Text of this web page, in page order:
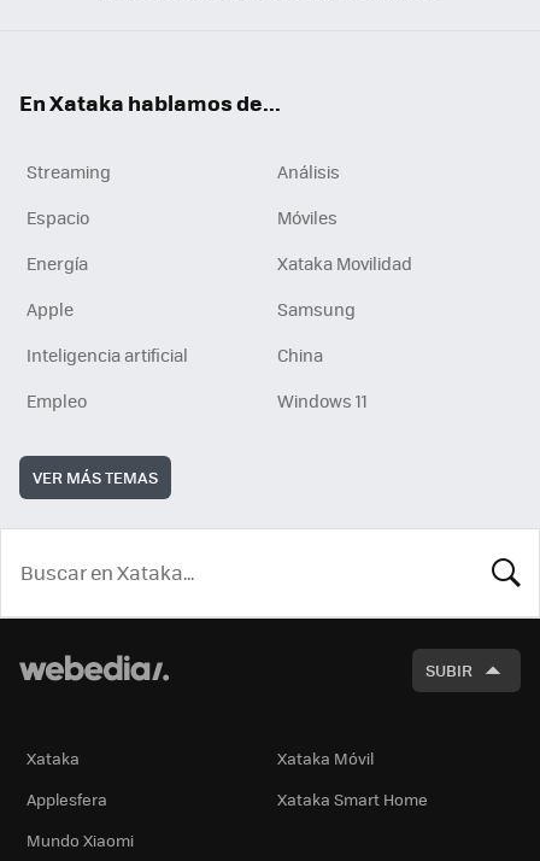
En Xataka hablamos de...
Streaming
Análisis
Espacio
Móviles
Energía
Xataka Movilidad
Apple
Samsung
Inteligencia artificial
China
Empleo
Windows 11
VER MÁS TEMAS
SUBIR
Xataka
Xataka Móvil
Applesfera
Xataka Smart Home
Mundo Xiaomi